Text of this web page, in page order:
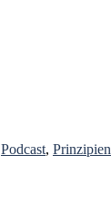
Podcast, Prinzipien